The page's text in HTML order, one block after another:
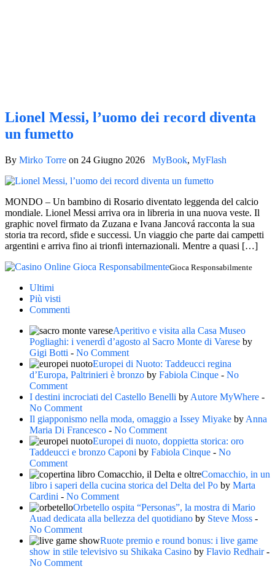
Lionel Messi, l’uomo dei record diventa
un fumetto
By Mirko Torre on 24 Giugno 2026 MyBook, MyFlash
MONDO – Un bambino di Rosario diventato leggenda del calcio
mondiale. Lionel Messi arriva ora in libreria in una nuova veste. Il
graphic novel firmato da Zuzana e Ivana Jancová racconta la sua
storia tra record, sfide e successi. Un viaggio che parte dai campetti
argentini e arriva fino ai trionfi internazionali. Mentre a quasi […]
Gioca Responsabilmente
Ultimi
Più visti
Commenti
Aperitivo e visita alla Casa Museo
Pogliaghi: i venerdì d’agosto al Sacro Monte di Varese by
Gigi Botti - No Comment
Europei di Nuoto: Taddeucci regina
d’Europa, Paltrinieri è bronzo by Fabiola Cinque - No
Comment
I destini incrociati del Castello Benelli by Autore MyWhere -
No Comment
Il giapponismo nella moda, omaggio a Issey Miyake by Anna
Maria Di Francesco - No Comment
Europei di nuoto, doppietta storica: oro
Taddeucci e bronzo Caponi by Fabiola Cinque - No
Comment
Comacchio, in un
libro i saperi della cucina storica del Delta del Po by Marta
Cardini - No Comment
Orbetello ospita “Personas”, la mostra di Mario
Auad dedicata alla bellezza del quotidiano by Steve Moss -
No Comment
Ruote premio e round bonus: i live game
show in stile televisivo su Shikaka Casino by Flavio Redhair-
No Comment